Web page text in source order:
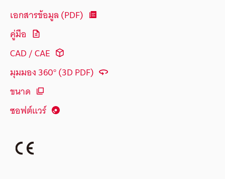
เอกสารข้อมูล (PDF)
คู่มือ
CAD / CAE
มุมมอง 360° (3D PDF)
ขนาด
ซอฟต์แวร์